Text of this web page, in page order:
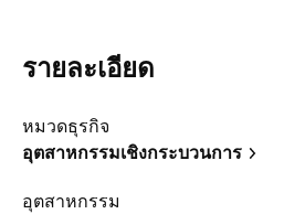
รายละเอียด
หมวดธุรกิจ
อุตสาหกรรมเชิงกระบวนการ
อุตสาหกรรม